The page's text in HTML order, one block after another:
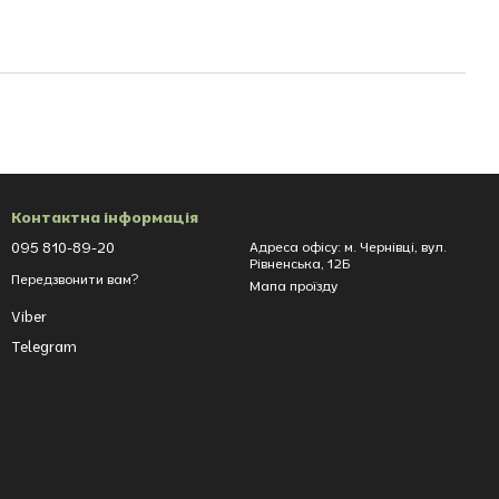
Контактна інформація
095 810-89-20
Передзвонити вам?
Viber
Telegram
Адреса офісу: м. Чернівці, вул.
Рівненська, 12Б
Мапа проїзду